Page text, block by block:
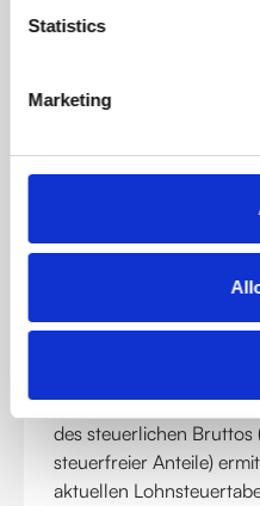
Statistics
Marketing
die aktuellen
Schritt 3: Lohnsteuer
Solidaritätszuschlag
Die Lohnsteuer wird
des steuerlichen
steuerfreier Anteile)
aktuellen